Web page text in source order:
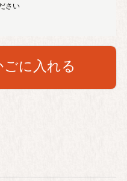
ごに入れる
さい